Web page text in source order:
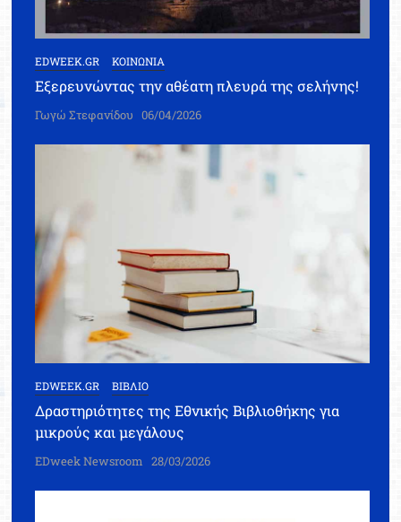
EDWEEK.GR ΚΟΙΝΩΝΙΑ
Εξερευνώντας την αθέατη πλευρά της σελήνης!
Γωγώ Στεφανίδου 06/04/2026
EDWEEK.GR ΒΙΒΛΙΟ
Δραστηριότητες της Εθνικής Βιβλιοθήκης για
μικρούς και μεγάλους
EDweek Newsroom 28/03/2026